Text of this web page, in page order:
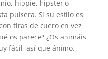
hippie, hipster o
pulsera. Si su estilo es
tiras de cuero en vez
os parece? ¿Os animáis
fácil, así que ánimo.